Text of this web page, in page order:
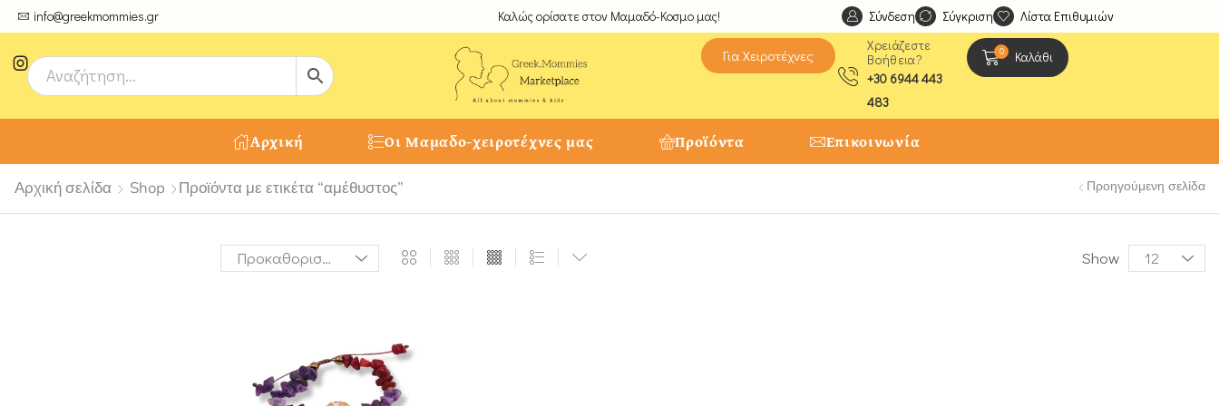
info@greekmommies.gr
μοναδικές δημιουργίες από τους Χειροτέχνες μας! Καλώς ορίσατε στον Μαμαδό-Κοσμο μας! Ανακαλύψτε μοναδικές δημιουργίες από τους
Σύνδεση Σύγκριση Λίστα Επιθυμιών
Για Χειροτέχνες
Χρειάζεστε
Βοήθεια?
+30 6944 443
483
0 Καλάθι
Αρχική Οι Μαμαδο-χειροτέχνες μας Προϊόντα Επικοινωνία
Αρχική σελίδα Shop Προϊόντα με ετικέτα “αμέθυστος” Προηγούμενη σελίδα
Show